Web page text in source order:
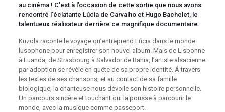
au cinéma ! C’est à l’occasion de cette sortie que nous avons
rencontré l’éclatante Lúcia de Carvalho et Hugo Bachelet, le
talentueux réalisateur derrière ce magnifique documentaire.
Kuzola raconte le voyage qu’entreprend Lúcia dans le monde
lusophone pour enregistrer son nouvel album. Mais de Lisbonne
à Luanda, de Strasbourg à Salvador de Bahia, l’artiste alsacienne
par adoption se révèle en quête de sa propre identité. Á travers
les textes de ses chansons, et au contact de sa famille
biologique, la chanteuse nous dévoile son histoire personnelle.
Un parcours sincère et touchant qui la pousse à parcourir le
monde, avec la musique comme passeport.